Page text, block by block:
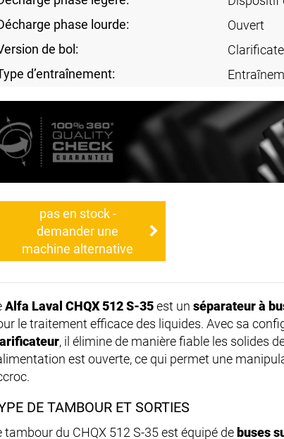
phase lourde:
Ouvert
de bol:
d’entraînement:
pas en stock -
demander une
machine alternative
Alfa Laval CHQX 512 S-35est un séparateur à
le traitement efficace des liquides. Avec sa
, il élimine de manière fiable les solides
est ouverte, ce qui permet une
DE TAMBOUR ET SORTIES
tambour du CHQX 512 S-35 est équipé de buses